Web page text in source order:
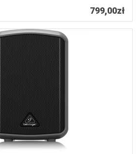
799,00zł